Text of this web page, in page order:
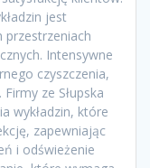
jest
przestrzeniach
Intensywne
czyszczenia,
ze Słupska
wykładzin, które
zapewniając
i odświeżenie